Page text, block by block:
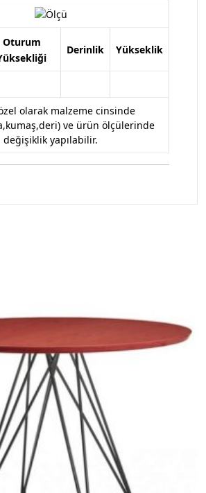
Oturum
Derinlik Yükseklik
olarak malzeme cinsinde
ve ürün ölçülerinde
değişiklik yapılabilir.